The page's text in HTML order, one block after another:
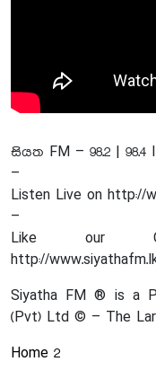
සියත FM – 98.2 |
–
Listen Live on http://
–
Like our
http://
Siyatha FM ® is a
(Pvt) Ltd © – The
Home 2